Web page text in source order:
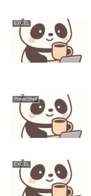
EXCEL
PowerShell
EXCEL